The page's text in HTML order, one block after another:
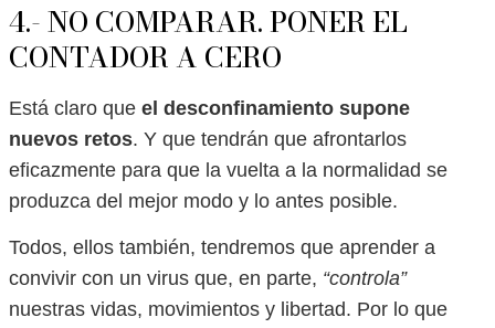
4.- NO COMPARAR. PONER EL
CONTADOR A CERO
Está claro que el desconfinamiento supone
nuevos retos. Y que tendrán que afrontarlos
eficazmente para que la vuelta a la normalidad se
produzca del mejor modo y lo antes posible.
Todos, ellos también, tendremos que aprender a
convivir con un virus que, en parte, “controla”
nuestras vidas, movimientos y libertad. Por lo que